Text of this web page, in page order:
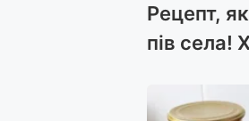
Рецепт,
пів села!